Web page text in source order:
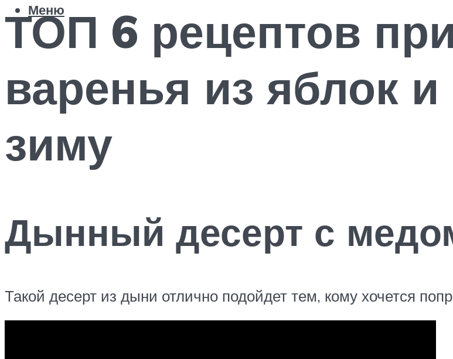
Меню
ТОП 6 рецептов
варенья из яблок
зиму
Дынный десерт с
Такой десерт из дыни отлично подойдет тем, кому хочется